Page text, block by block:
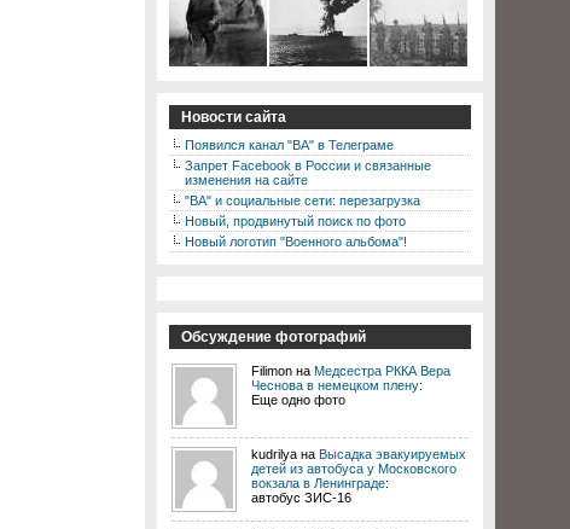
Новости сайта
Появился канал "ВА" в Телеграме
Запрет Facebook в России и связанные
изменения на сайте
"ВА" и социальные сети: перезагрузка
Новый, продвинутый поиск по фото
Новый логотип "Военного альбома"!
Обсуждение фотографий
Filimon на Медсестра РККА Вера
Чеснова в немецком плену:
Еще одно фото
kudrilya на Высадка эвакуируемых
детей из автобуса у Московского
вокзала в Ленинграде:
автобус ЗИС-16